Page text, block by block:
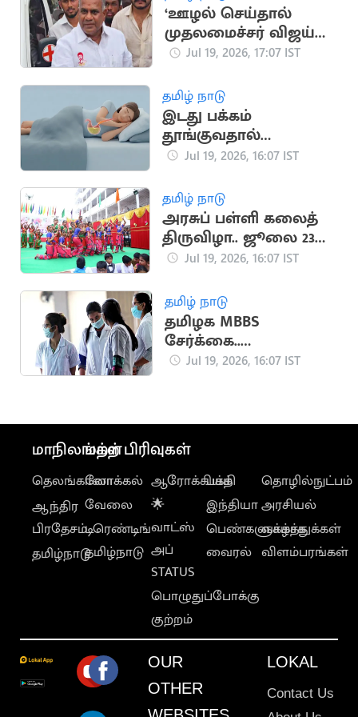
‘ஊழல் செய்தால்
முதலமைச்சர் விஜய்
நீக்கிவிடுவார்’..
Jul 19, 2026, 17:07 IST
தமிழ் நாடு
இடது பக்கம்
தூங்குவதால்
கிடைக்கும் முக்கிய
Jul 19, 2026, 16:07 IST
தமிழ் நாடு
அரசுப் பள்ளி கலைத்
திருவிழா.. ஜூலை 23
முதல் தொடக்கம்
Jul 19, 2026, 16:07 IST
தமிழ் நாடு
தமிழக MBBS
சேர்க்கை..
எதிர்பார்க்கப்படும் கட்-
Jul 19, 2026, 16:07 IST
மாநிலங்கள்
தெலங்கானா
ஆந்திர
பிரதேசம்
தமிழ்நாடு
மற்ற பிரிவுகள்
லோக்கல்
வேலை
டிரெண்டிங்
தமிழ்நாடு
ஆரோக்கியம்
🌟
வாட்ஸ்
அப்
STATUS
பொழுதுப்போக்கு
குற்றம்
பக்தி
இந்தியா
பெண்களுக்காக
வைரல்
தொழில்நுட்பம்
அரசியல்
வாழ்த்துக்கள்
விளம்பரங்கள்
OUR
OTHER
LOKAL
Contact Us